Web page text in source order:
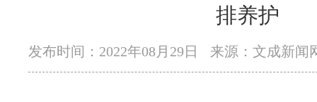
排养护
发布时间：2022年08月29日 来源：文成新闻